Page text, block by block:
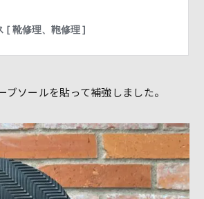
ブソールを貼って補強しました。